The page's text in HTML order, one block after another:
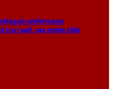
confermano
tra i poli, ma molte città